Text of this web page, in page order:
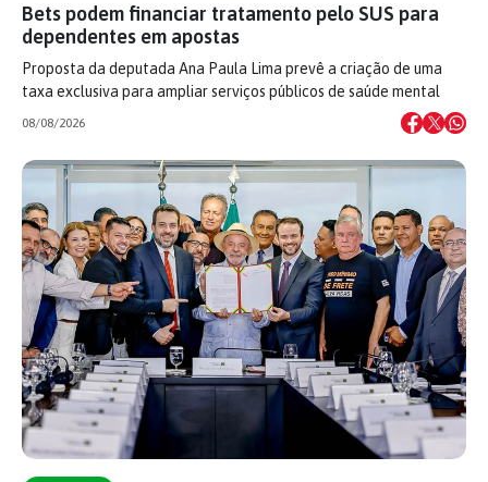
Bets podem financiar tratamento pelo SUS para
dependentes em apostas
Proposta da deputada Ana Paula Lima prevê a criação de uma
taxa exclusiva para ampliar serviços públicos de saúde mental
08/08/2026